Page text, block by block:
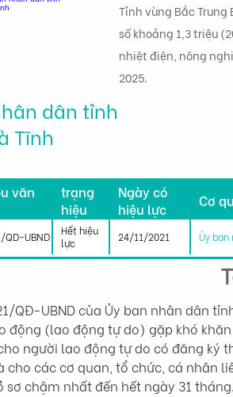
dân tỉnh
Tĩnh
Tỉnh vùng Bắc
số khoảng 1,3 triệu
nhiệt điện, nông
2025.
văn
trạng
hiệu
lực
Ngày có
hiệu lực
Cơ
QD-UBND
Hết hiệu
lực
24/11/2021 Ủy ban
QĐ-UBND của Ủy ban nhân dân
động (lao động tự do) gặp khó
người lao động tự do có đăng ký
cho các cơ quan, tổ chức, cá nhân
sơ chậm nhất đến hết ngày 31